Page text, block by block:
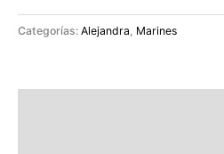
Categorías: Alejandra Marines